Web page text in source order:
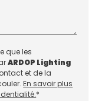
que les
ARDOP Lighting
et de la
En savoir plus
*